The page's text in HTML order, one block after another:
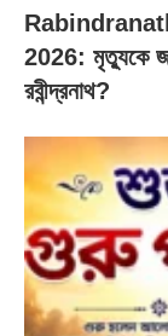
2026: মৃত্যুকে
রবীন্দ্রনাথ?